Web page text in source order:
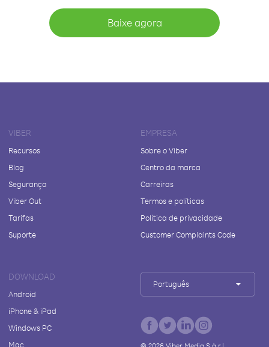
Baixe agora
VIBER
Recursos
Blog
Segurança
Viber Out
Tarifas
Suporte
EMPRESA
Sobre o Viber
Centro da marca
Carreiras
Termos e políticas
Política de privacidade
Customer Complaints Code
DOWNLOAD
Android
iPhone & iPad
Windows PC
Mac
Português